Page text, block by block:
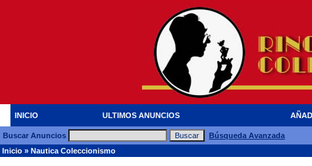
INICIO ULTIMOS ANUNCIOS
Buscar Anuncios
Búsqueda Avanzada
Inicio » Nautica Coleccionismo